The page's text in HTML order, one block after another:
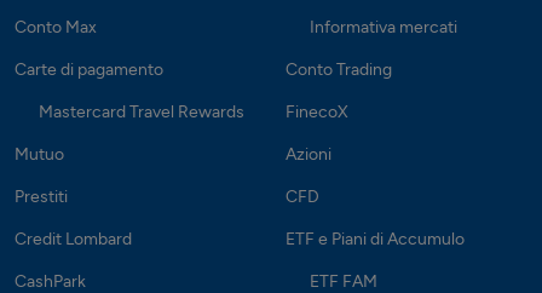
Conto Max
Carte di pagamento
Mastercard Travel Rewards
Mutuo
Prestiti
Credit Lombard
CashPark
Informativa mercati
Conto Trading
FinecoX
Azioni
CFD
ETF e Piani di Accumulo
ETF FAM